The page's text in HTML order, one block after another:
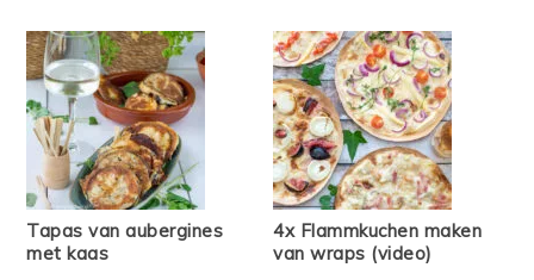
Tapas van aubergines
met kaas
4x Flammkuchen maken
van wraps (video)